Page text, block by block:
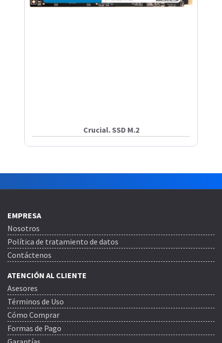
Crucial. SSD M.2
EMPRESA
Nosotros
Política de tratamiento de datos
Contáctenos
ATENCIÓN AL CLIENTE
Asesores
Términos de Uso
Cómo Comprar
Formas de Pago